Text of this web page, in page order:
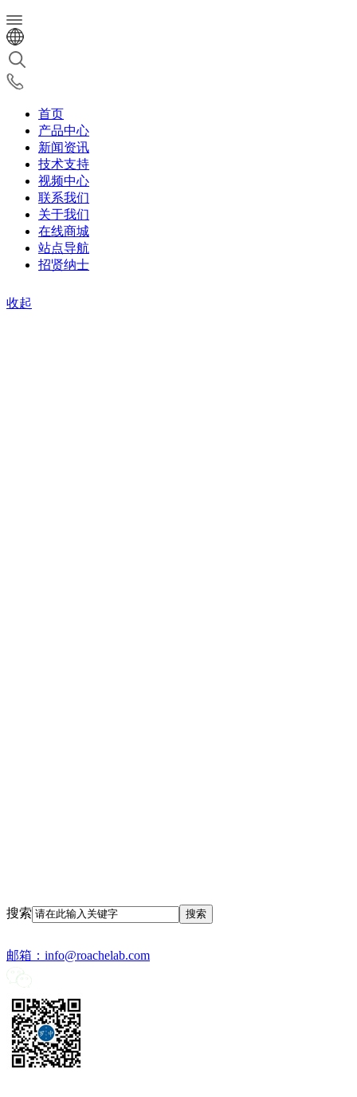
首页
产品中心
新闻资讯
技术支持
视频中心
联系我们
关于我们
在线商城
站点导航
招贤纳士
收起
搜索
邮箱： info@roachelab.com‍